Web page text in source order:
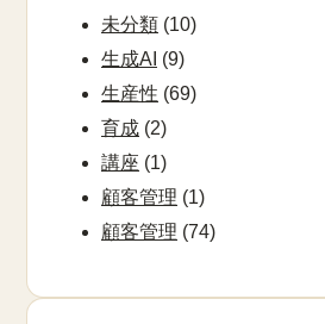
未分類 (10)
生成AI (9)
生産性 (69)
育成 (2)
講座 (1)
顧客管理 (1)
顧客管理 (74)